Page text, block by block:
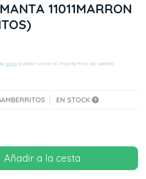
11011MARRON
pago pueden variar el importe final del pedido.
EN STOCK
Añadir a la cesta